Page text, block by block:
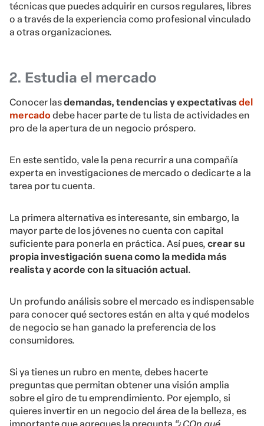
técnicas que puedes adquirir en cursos regulares, libres
o a través de la experiencia como profesional vinculado
a otras organizaciones.
2. Estudia el mercado
Conocer lasdemandas, tendencias y expectativas del
mercadodebe hacer parte de tu lista de actividades en
pro de la apertura de un negocio próspero.
En este sentido, vale la pena recurrir a una compañía
experta en investigaciones de mercado o dedicarte a la
tarea por tu cuenta.
La primera alternativa es interesante, sin embargo, la
mayor parte de los jóvenes no cuenta con capital
suficiente para ponerla en práctica. Así pues, crear su
propia investigación suena como la medida más
realista y acorde con la situación actual .
Un profundo análisis sobre el mercado es indispensable
para conocer qué sectores están en alta y qué modelos
de negocio se han ganado la preferencia de los
consumidores.
Si ya tienes un rubro en mente, debes hacerte
preguntas que permitan obtener una visión amplia
sobre el giro de tu emprendimiento. Por ejemplo, si
quieres invertir en un negocio del área de la belleza, es